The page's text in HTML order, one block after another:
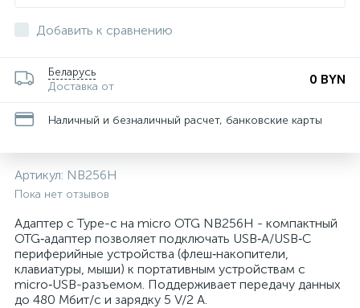
Добавить к сравнению
Беларусь
Доставка от
0 BYN
Наличный и безналичный расчет, банковские карты
Артикул: NB256H
Пока нет отзывов
Адаптер с Type-c на micro OTG NB256H - компактный
OTG‑адаптер позволяет подключать USB‑A/USB‑C
периферийные устройства (флеш‑накопители,
клавиатуры, мыши) к портативным устройствам с
micro‑USB-разъемом. Поддерживает передачу данных
до 480 Мбит/с и зарядку 5 V/2 A.